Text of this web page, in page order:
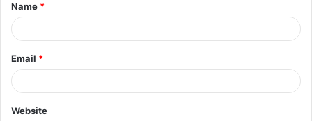
*
Name *
Email *
Website